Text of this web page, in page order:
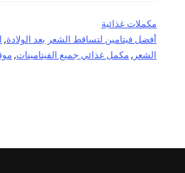
مكملات غذائية
أفضل فيتامين لتساقط الشعر بعد الولادة,
الشعر , مكمل غذائي جميع الفيتامينات,